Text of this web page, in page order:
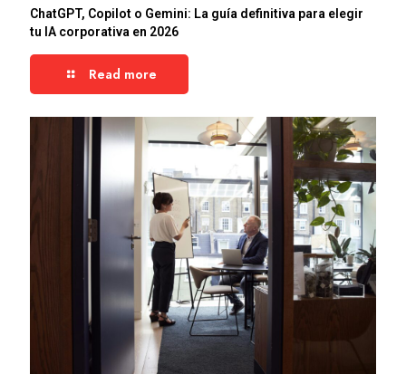
ChatGPT, Copilot o Gemini: La guía definitiva para elegir
tu IA corporativa en 2026
Read more